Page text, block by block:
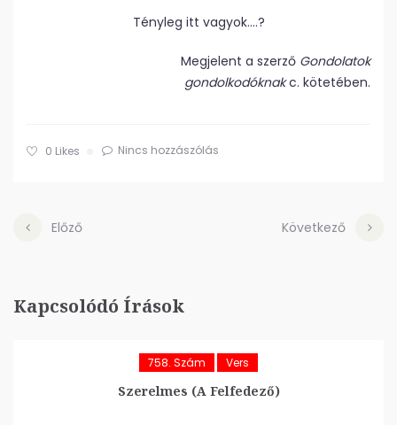
Tényleg itt vagyok….?
Megjelent a szerző Gondolatok
gondolkodóknakc. kötetében.
0 Likes Nincs hozzászólás
Előző Következő
Kapcsolódó Írások
758. Szám Vers
Szerelmes (A Felfedező)